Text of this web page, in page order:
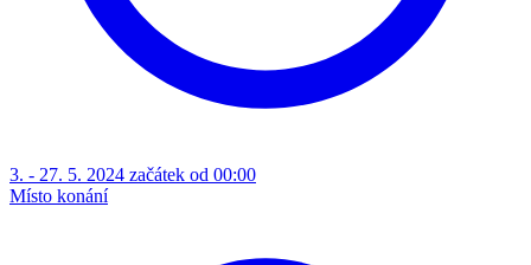
3. - 27. 5. 2024 začátek od 00:00
Místo konání